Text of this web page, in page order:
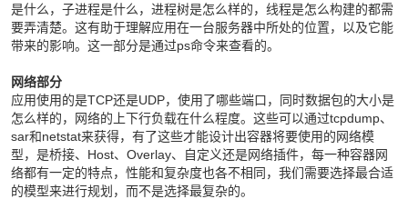
是什么，子进程是什么，进程树是怎么样的，线程是怎么构建的都需
要弄清楚。这有助于理解应用在一台服务器中所处的位置，以及它能
带来的影响。这一部分是通过ps命令来查看的。
网络部分
应用使用的是TCP还是UDP，使用了哪些端口，同时数据包的大小是
怎么样的，网络的上下行负载在什么程度。这些可以通过tcpdump、
sar和netstat来获得，有了这些才能设计出容器将要使用的网络模
型，是桥接、Host、Overlay、自定义还是网络插件，每一种容器网
络都有一定的特点，性能和复杂度也各不相同，我们需要选择最合适
的模型来进行规划，而不是选择最复杂的。